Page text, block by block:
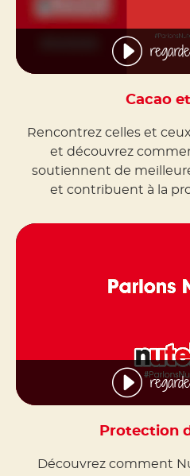
Cacao
Rencontrez celles et
et découvrez
soutiennent de
et contribuent à la
Protection
Découvrez comment